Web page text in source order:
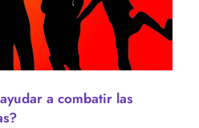
a combatir las